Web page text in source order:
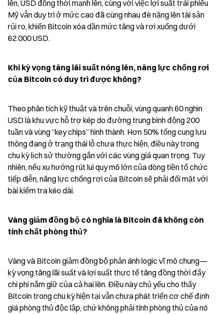
lên, USD đồng thời mạnh lên, cùng với việc lợi suất trái phiếu
Mỹ vẫn duy trì ở mức cao đã cùng nhau đè nặng lên tài sản
rủi ro, khiến Bitcoin xóa dần mức tăng và rơi xuống dưới
62.000 USD.
Khi kỳ vọng tăng lãi suất nóng lên, năng lực chống rơi
của Bitcoin có duy trì được không?
Theo phân tích kỹ thuật và trên chuỗi, vùng quanh 60 nghìn
USD là khu vực hỗ trợ kép do đường trung bình động 200
tuần và vùng “key chips” hình thành. Hơn 50% tổng cung lưu
thông đang ở trạng thái lỗ chưa thực hiện, điều này trong
chu kỳ lịch sử thường gắn với các vùng giá quan trọng. Tuy
nhiên, nếu xu hướng rút lui quy mô lớn của dòng tiền tổ chức
tiếp diễn, năng lực chống rơi của Bitcoin sẽ phải đối mặt với
bài kiểm tra kéo dài.
Vàng giảm đồng bộ có nghĩa là Bitcoin đã không còn
tính chất phòng thủ?
Vàng và Bitcoin giảm đồng bộ phản ánh logic vĩ mô chung—
kỳ vọng tăng lãi suất và lợi suất thực tế tăng đồng thời đẩy
chi phí nắm giữ của cả hai lên. Điều này chủ yếu cho thấy
Bitcoin trong chu kỳ hiện tại vẫn chưa phát triển cơ chế định
giá phòng thủ độc lập, chứ không phải tính phòng thủ của nó